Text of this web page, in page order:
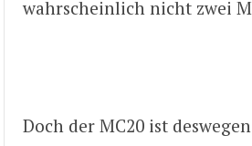
wahrscheinlich nicht zwei
Doch der MC20 ist